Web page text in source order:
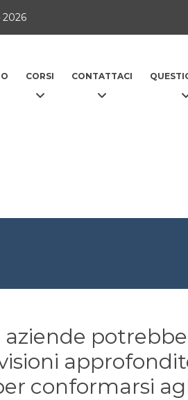
2026
CORSI CONTATTACI
conformarsi